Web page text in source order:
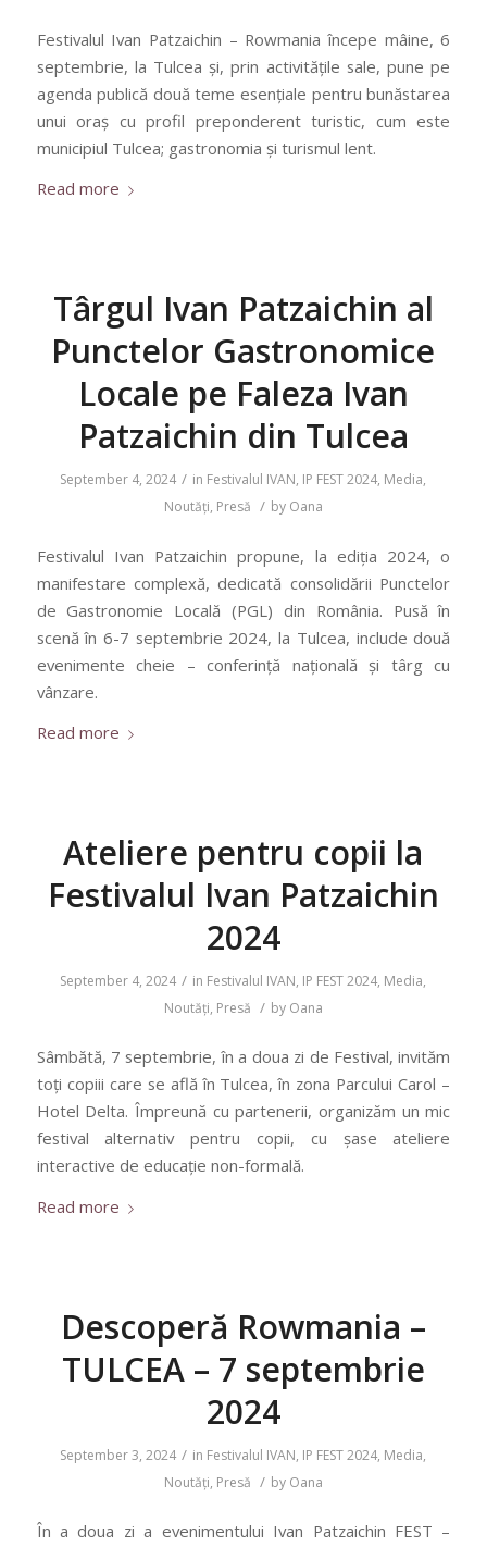
Festivalul Ivan Patzaichin – Rowmania începe mâine, 6
septembrie, la Tulcea și, prin activitățile sale, pune pe
agenda publică două teme esențiale pentru bunăstarea
unui oraș cu profil preponderent turistic, cum este
municipiul Tulcea; gastronomia și turismul lent.
Read more
Târgul Ivan Patzaichin al
Punctelor Gastronomice
Locale pe Faleza Ivan
Patzaichin din Tulcea
September 4, 2024 / in Festivalul IVAN, IP FEST 2024, Media,
Noutăți, Presă / by Oana
Festivalul Ivan Patzaichin propune, la ediția 2024, o
manifestare complexă, dedicată consolidării Punctelor
de Gastronomie Locală (PGL) din România. Pusă în
scenă în 6-7 septembrie 2024, la Tulcea, include două
evenimente cheie – conferință națională și târg cu
vânzare.
Read more
Ateliere pentru copii la
Festivalul Ivan Patzaichin
2024
September 4, 2024 / in Festivalul IVAN, IP FEST 2024, Media,
Noutăți, Presă / by Oana
Sâmbătă, 7 septembrie, în a doua zi de Festival, invităm
toți copiii care se află în Tulcea, în zona Parcului Carol –
Hotel Delta. Împreună cu partenerii, organizăm un mic
festival alternativ pentru copii, cu șase ateliere
interactive de educație non-formală.
Read more
Descoperă Rowmania –
TULCEA – 7 septembrie
2024
September 3, 2024 / in Festivalul IVAN, IP FEST 2024, Media,
Noutăți, Presă / by Oana
În a doua zi a evenimentului Ivan Patzaichin FEST –